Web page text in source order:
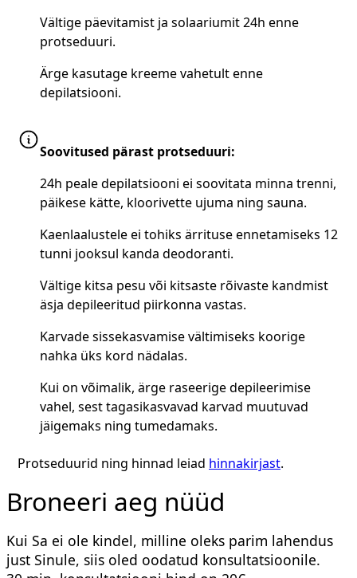
Vältige päevitamist ja solaariumit 24h enne
protseduuri.
Ärge kasutage kreeme vahetult enne
depilatsiooni.
Soovitused pärast protseduuri:
24h peale depilatsiooni ei soovitata minna trenni,
päikese kätte, kloorivette ujuma ning sauna.
Kaenlaalustele ei tohiks ärrituse ennetamiseks 12
tunni jooksul kanda deodoranti.
Vältige kitsa pesu või kitsaste rõivaste kandmist
äsja depileeritud piirkonna vastas.
Karvade sissekasvamise vältimiseks koorige
nahka üks kord nädalas.
Kui on võimalik, ärge raseerige depileerimise
vahel, sest tagasikasvavad karvad muutuvad
jäigemaks ning tumedamaks.
Protseduurid ning hinnad leiad hinnakirjast.
Broneeri aeg nüüd
Kui Sa ei ole kindel, milline oleks parim lahendus
just Sinule, siis oled oodatud konsultatsioonile.